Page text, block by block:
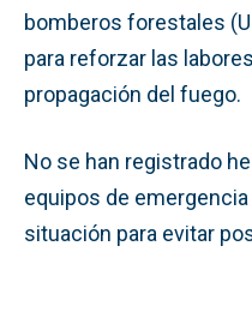
bomberos forestales
para reforzar las
propagación del fuego.
No se han registrado
equipos de
situación para evitar